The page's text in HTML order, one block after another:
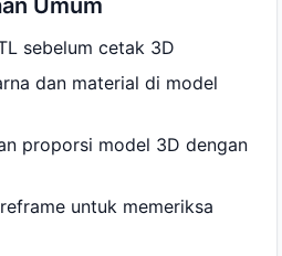
Umum
sebelum cetak 3D
dan material di model
proporsi model 3D dengan
untuk memeriksa